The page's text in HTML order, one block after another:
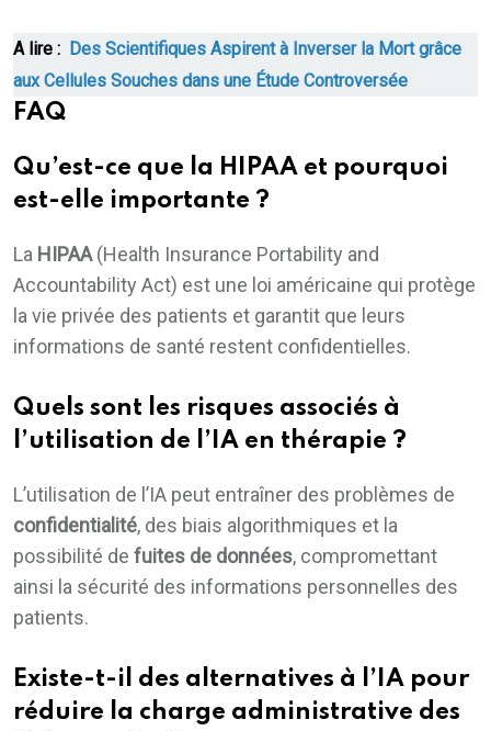
A lire : Des Scientifiques Aspirent à Inverser la Mort grâce
aux Cellules Souches dans une Étude Controversée
FAQ
Qu’est-ce que la HIPAA et pourquoi
est-elle importante ?
La HIPAA(Health Insurance Portability and
Accountability Act) est une loi américaine qui protège
la vie privée des patients et garantit que leurs
informations de santé restent confidentielles.
Quels sont les risques associés à
l’utilisation de l’IA en thérapie ?
L’utilisation de l’IA peut entraîner des problèmes de
confidentialité, des biais algorithmiques et la
possibilité de fuites de données, compromettant
ainsi la sécurité des informations personnelles des
patients.
Existe-t-il des alternatives à l’IA pour
réduire la charge administrative des